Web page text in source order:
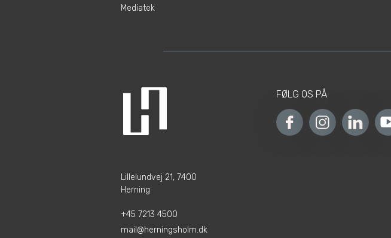
Mediatek
Lillelundvej 21, 7400
Herning
+45 7213 4500
mail@herningsholm.dk
FØLG OS PÅ